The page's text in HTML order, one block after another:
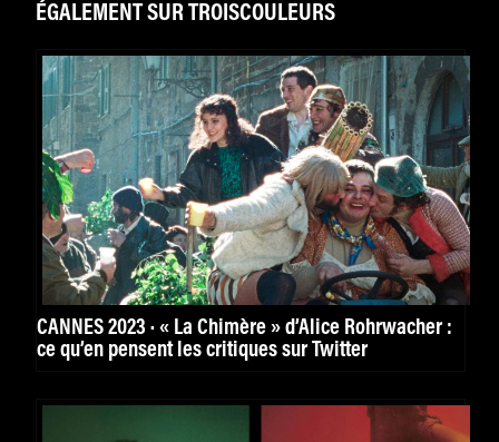
ÉGALEMENT SUR TROISCOULEURS
CANNES 2023 · « La Chimère » d’Alice Rohrwacher :
ce qu’en pensent les critiques sur Twitter